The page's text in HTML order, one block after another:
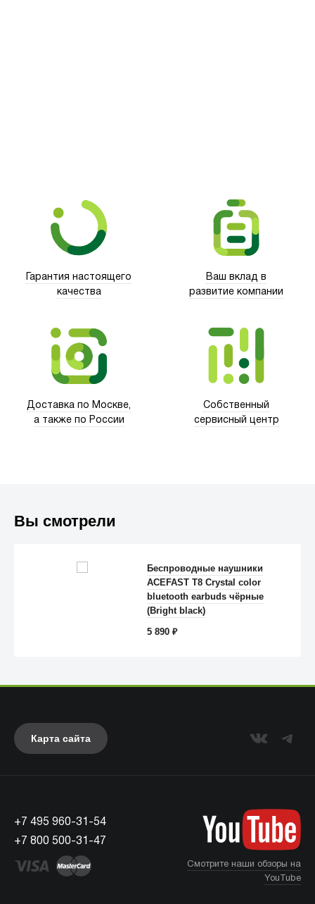
Гарантия настоящего
качества
Ваш вклад в
развитие компании
Доставка по Москве,
а также по России
Собственный
сервисный центр
Вы смотрели
Беспроводные наушники
ACEFAST T8 Crystal color
bluetooth earbuds чёрные
(Bright black)
5 890₽
Карта сайта
+7 495 960-31-54
+7 800 500-31-47
Смотрите наши обзоры на
YouTube